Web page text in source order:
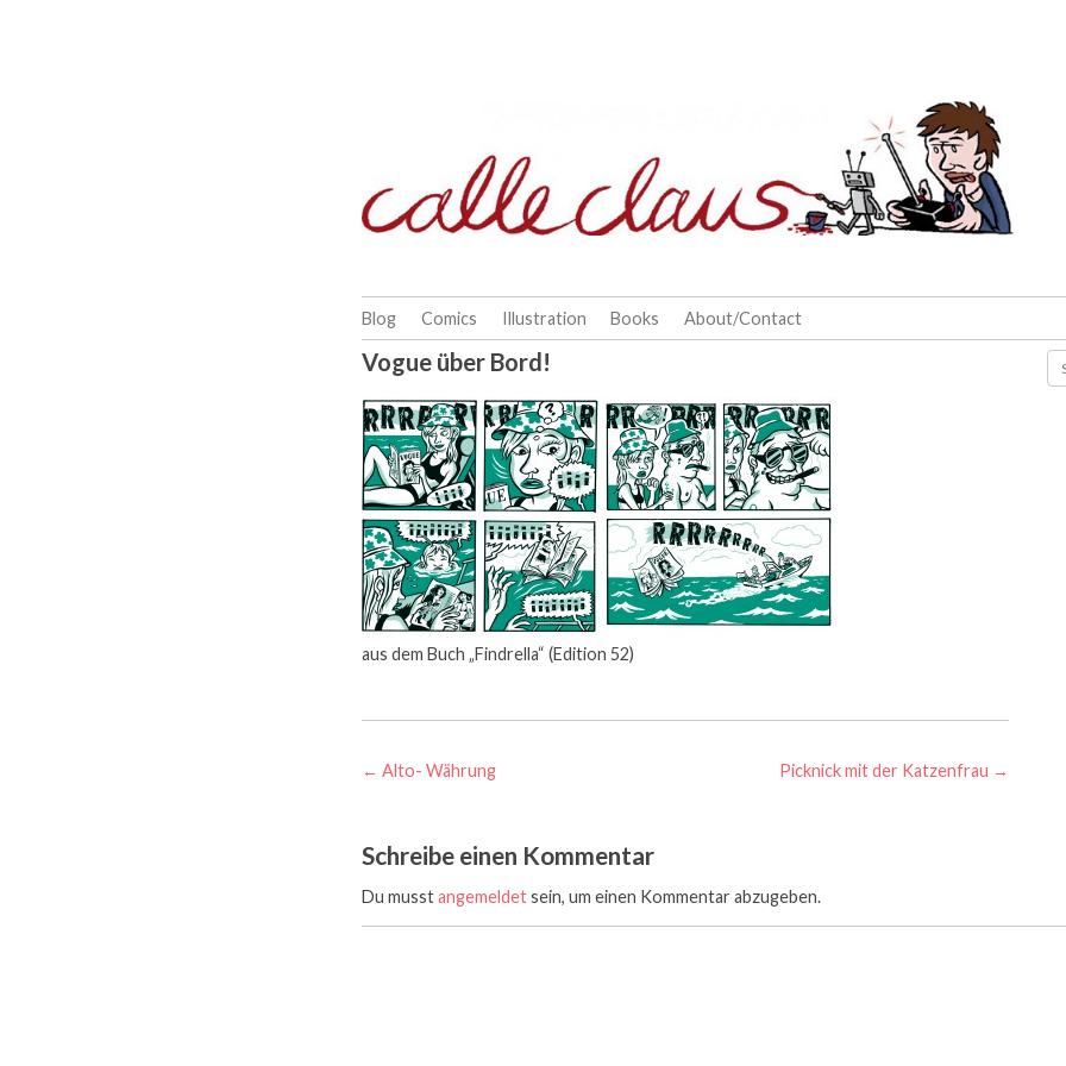
Blog Comics Illustration Books About/Contact
Vogue über Bord!
aus dem Buch „Findrella“ (Edition 52)
Post
← Alto- Währung Picknick mit der Katzenfrau →
Schreibe einen Kommentar
Du musstangemeldetsein, um einen Kommentar abzugeben.
for: